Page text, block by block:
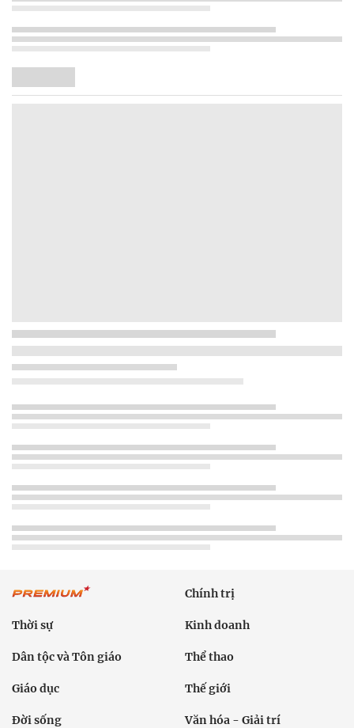
Chính trị
Thời sự Kinh doanh
Dân tộc và Tôn giáo Thể thao
Giáo dục Thế giới
Đời sống Văn hóa - Giải trí